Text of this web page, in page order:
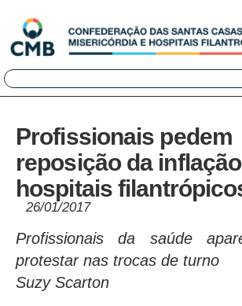
Profissionais pedem
reposição da
hospitais
26/01/2017
Profissionais da saúde
protestar nas trocas de turno
Suzy Scarton